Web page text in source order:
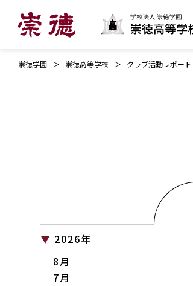
崇徳学園 崇徳高等学校 クラブ活動レポート
2026年
8月
7月